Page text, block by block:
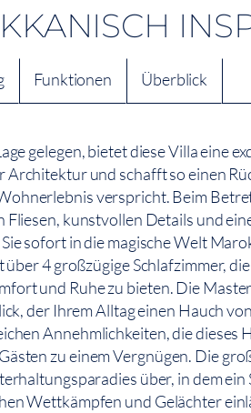
Funktionen Überblick
gelegen, bietet diese Villa eine
Architektur und schafft so einen
verspricht. Beim
Fliesen, kunstvollen Details und
sofort in die magische Welt
4 großzügige Schlafzimmer,
und Ruhe zu bieten. Die
der Ihrem Alltag einen Hauch
Annehmlichkeiten, die dieses
zu einem Vergnügen. Die
über, in dem ein
Wettkämpfen und Gelächter